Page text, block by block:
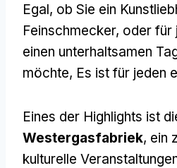
Egal, ob Sie ein
Feinschmecker, oder für
einen unterhaltsamen
möchte, Es ist für jeden
Eines der Highlights ist
Westergasfabriek, ein
kulturelle